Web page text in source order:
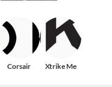
Corsair Xtrike Me